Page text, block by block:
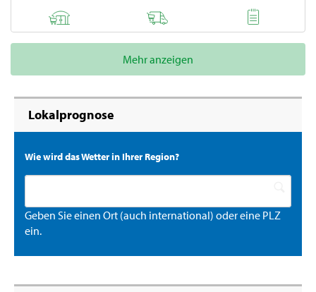
Mehr anzeigen
Lokalprognose
Wie wird das Wetter in Ihrer Region?
Geben Sie einen Ort (auch international) oder eine PLZ
ein.